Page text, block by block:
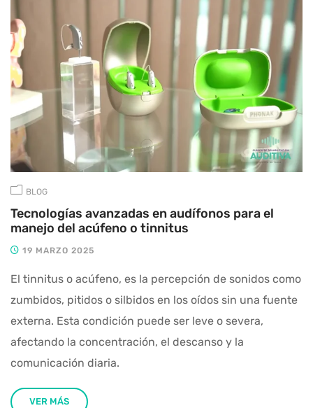
BLOG
Tecnologías avanzadas en audífonos para el
manejo del acúfeno o tinnitus
19 MARZO 2025
El tinnitus o acúfeno, es la percepción de sonidos como
zumbidos, pitidos o silbidos en los oídos sin una fuente
externa. Esta condición puede ser leve o severa,
afectando la concentración, el descanso y la
comunicación diaria.
VER MÁS